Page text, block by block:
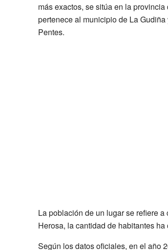
más exactos, se sitúa en la
pertenece al municipio de La
Pentes.
La población de un lugar se refiere
Herosa, la cantidad de habitantes
Según los datos oficiales, en el año